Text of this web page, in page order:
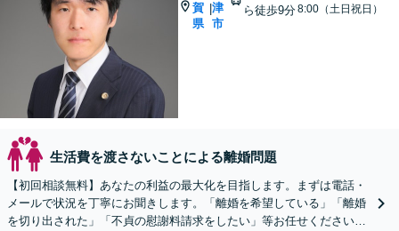
賀
県
|津
市
ら徒歩9分8:00（土日祝日）
生活費を渡さないことによる離婚問題
【初回相談無料】あなたの利益の最大化を目指します。まずは電話・
メールで状況を丁寧にお聞きします。「離婚を希望している」「離婚
を切り出された」「不貞の慰謝料請求をしたい」等お任せください。